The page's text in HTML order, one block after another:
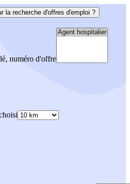
la recherche d'offres d'emploi ?
numéro d'offre